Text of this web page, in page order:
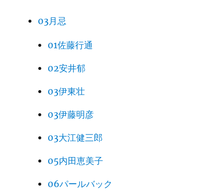
03月忌
01佐藤行通
02安井郁
03伊東壮
03伊藤明彦
03大江健三郎
05内田恵美子
06パールバック